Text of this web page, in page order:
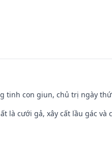
tinh con giun, chủ trị ngày
là cưới gả, xây cất lầu gác